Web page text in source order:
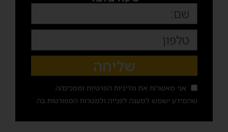
אני מאשר/ת את מדיניות הפרטיות ומסכים/ה
שהמידע ישמש למענה לפנייה ולמטרות המפורטות בה
שליחה